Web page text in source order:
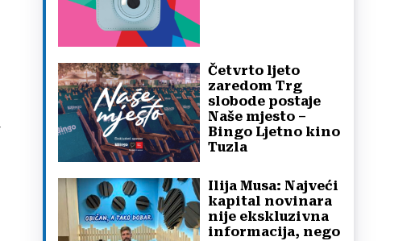
Četvrto ljeto
zaredom Trg
slobode postaje
Naše mjesto –
Bingo Ljetno kino
Tuzla
Ilija Musa: Najveći
kapital novinara
nije ekskluzivna
informacija, nego